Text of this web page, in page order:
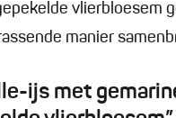
vlierbloesem
manier
ijs met